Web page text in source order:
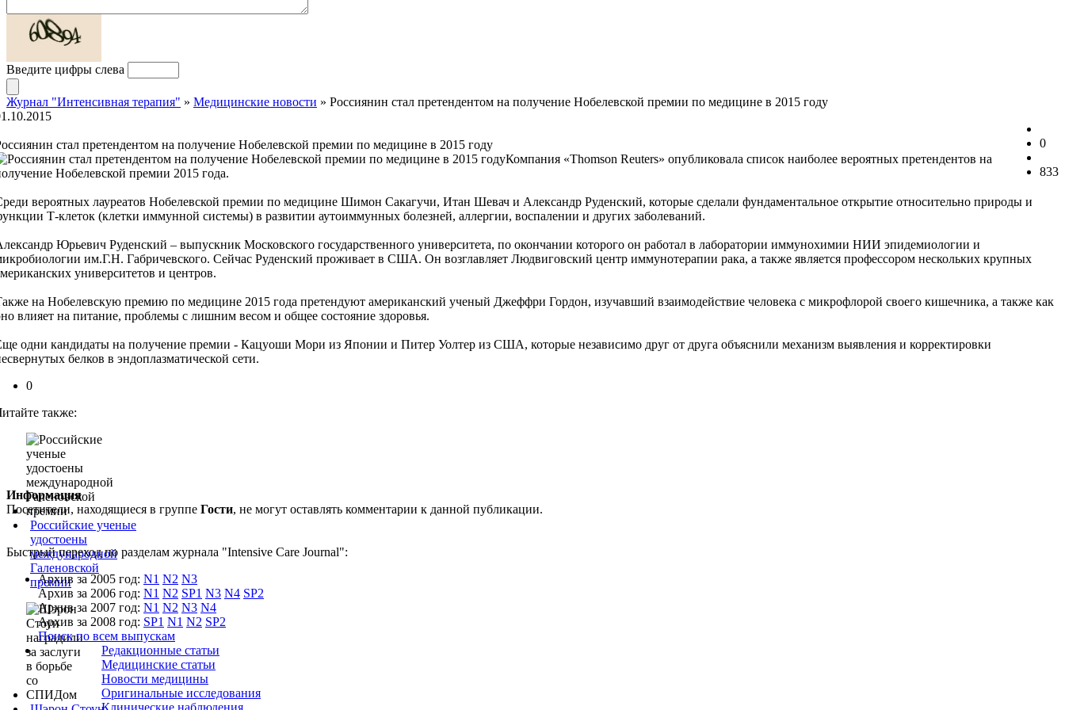
Введите цифры слева
Журнал "Интенсивная терапия" » Медицинские новости » Россиянин стал претендентом на получение Нобелевской премии по медицине в 2015 году
0
833
стал претендентом на получение Нобелевской премии по медицине в 2015 году
Компания «Thomson Reuters» опубликовала список наиболее вероятных претендентов на
Нобелевской премии 2015 года.
вероятных лауреатов Нобелевской премии по медицине Шимон Сакагучи, Итан Шевач и Александр Руденский, которые сделали фундаментальное открытие относительно природы и
Т-клеток (клетки иммунной системы) в развитии аутоиммунных болезней, аллергии, воспалении и других заболеваний.
Юрьевич Руденский – выпускник Московского государственного университета, по окончании которого он работал в лаборатории иммунохимии НИИ эпидемиологии и
им.Г.Н. Габричевского. Сейчас Руденский проживает в США. Он возглавляет Людвиговский центр иммунотерапии рака, а также является профессором нескольких крупных
университетов и центров.
на Нобелевскую премию по медицине 2015 года претендуют американский ученый Джеффри Гордон, изучавший взаимодействие человека с микрофлорой своего кишечника, а также как
влияет на питание, проблемы с лишним весом и общее состояние здоровья.
одни кандидаты на получение премии - Кацуоши Мори из Японии и Питер Уолтер из США, которые независимо друг от друга объяснили механизм выявления и корректировки
белков в эндоплазматической сети.
0
также:
Российские ученые
удостоены
международной
Галеновской
премии
Информация
Посетители, находящиеся в группе Гости, не могут оставлять комментарии к данной публикации.
Быстрый переход по разделам журнала "Intensive Care Journal":
Архив за 2005 год: N1 N2 N3
Архив за 2006 год: N1 N2 SP1 N3 N4 SP2
Архив за 2007 год: N1 N2 N3 N4
Архив за 2008 год: SP1 N1 N2 SP2
Поиск по всем выпускам
Редакционные статьи
Медицинские статьи
Новости медицины
Оригинальные исследования
Клинические наблюдения